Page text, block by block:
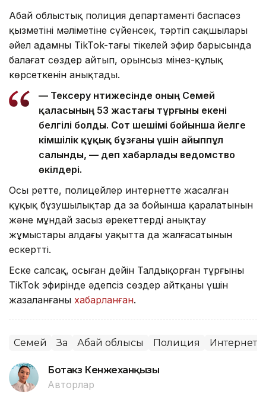
Абай облыстық полиция департаменті баспасөз
қызметінің мәліметіне сүйенсек, тәртіп сақшылары
әйел адамның TikTok-тағы тікелей эфир барысында
балағат сөздер айтып, орынсыз мінез-құлық
көрсеткенін анықтады.
— Тексеру нәтижесінде оның Семей
қаласының 53 жастағы тұрғыны екені
белгілі болды. Сот шешімі бойынша әйелге
әкімшілік құқық бұзғаны үшін айыппұл
салынды, — деп хабарлады ведомство
өкілдері.
Осы ретте, полицейлер интернетте жасалған
құқық бұзушылықтар да заң бойынша қаралатынын
және мұндай заңсыз әрекеттерді анықтау
жұмыстары алдағы уақытта да жалғасатынын
ескертті.
Еске салсақ, осыған дейін Талдықорған тұрғыны
TikTok эфирінде әдепсіз сөздер айтқаны үшін
жазаланғаны хабарланған.
Семей Заң Абай облысы Полиция Интернет
Ботакөз Кенжеханқызы
Авторлар